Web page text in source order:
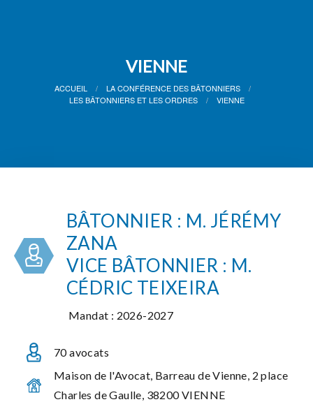
VIENNE
ACCUEIL
LA CONFÉRENCE DES BÂTONNIERS
LES BÂTONNIERS ET LES ORDRES
VIENNE
BÂTONNIER : M. JÉRÉMY
ZANA
VICE BÂTONNIER : M.
CÉDRIC TEIXEIRA
Mandat : 2026-2027
70 avocats
Maison de l'Avocat, Barreau de Vienne, 2 place
Charles de Gaulle, 38200 VIENNE